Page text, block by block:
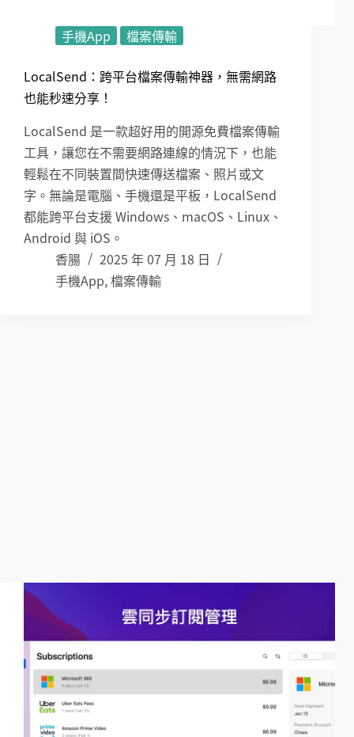
手機App 檔案傳輸
LocalSend：跨平台檔案傳輸神器，無需網路
也能秒速分享！
LocalSend 是一款超好用的開源免費檔案傳輸
工具，讓您在不需要網路連線的情況下，也能
輕鬆在不同裝置間快速傳送檔案、照片或文
字。無論是電腦、手機還是平板，LocalSend
都能跨平台支援 Windows、macOS、Linux、
Android 與 iOS。
香腸
2025 年 07 月 18 日
手機App,檔案傳輸